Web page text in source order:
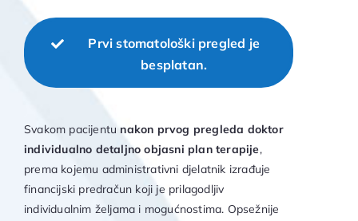
Prvi stomatološki pregled je
besplatan.
Svakom pacijentunakon prvog pregleda doktor
individualno detaljno objasni plan terapije,
prema kojemu administrativni djelatnik izrađuje
financijski predračun koji je prilagodljiv
individualnim željama i mogućnostima. Opsežnije